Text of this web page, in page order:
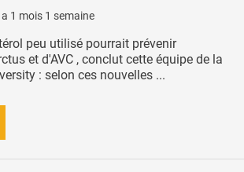
1 mois 1 semaine
peu utilisé pourrait prévenir
et d'AVC , conclut cette équipe de la
: selon ces nouvelles ...